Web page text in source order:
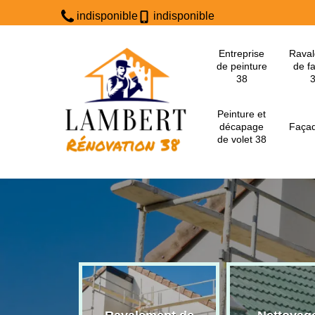
indisponible indisponible
Entreprise
de peinture
38
de
Peinture et
décapage
de volet 38